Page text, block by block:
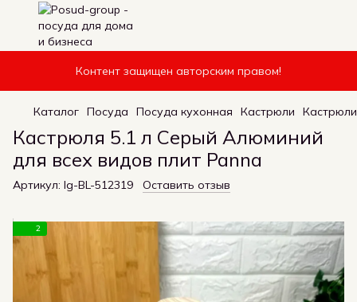
Контент защищен авторским правом!
Каталог Посуда Посуда кухонная Кастрюли Кастрюли
Кастрюля 5.1 л Серый Алюминий
для всех видов плит Panna
Артикул: Ig-BL-512319 Оставить отзыв
2